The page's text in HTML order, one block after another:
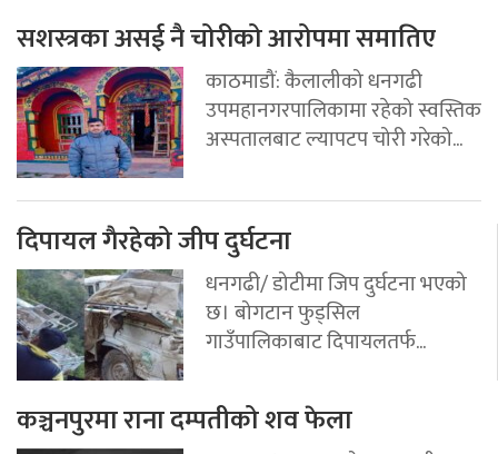
सशस्त्रका असई नै चोरीको आरोपमा समातिए
काठमाडौं: कैलालीको धनगढी
उपमहानगरपालिकामा रहेको स्वस्तिक
अस्पतालबाट ल्यापटप चोरी गरेको...
दिपायल गैरहेको जीप दुर्घटना
धनगढी/ डोटीमा जिप दुर्घटना भएको
छ। बोगटान फुड्सिल
गाउँपालिकाबाट दिपायलतर्फ...
कञ्चनपुरमा राना दम्पतीको शव फेला